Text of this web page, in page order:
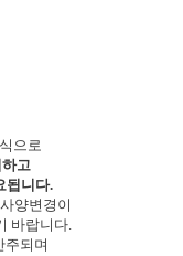
으로
고
됩니다.
양변경이
바랍니다.
주되며